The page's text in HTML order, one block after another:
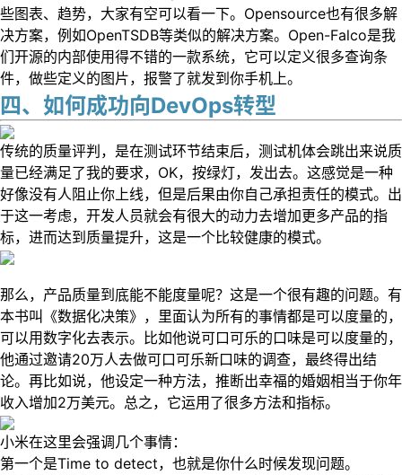
些图表、趋势，大家有空可以看一下。Opensource也有很多解
决方案，例如OpenTSDB等类似的解决方案。Open-Falco是我
们开源的内部使用得不错的一款系统，它可以定义很多查询条
件，做些定义的图片，报警了就发到你手机上。
四、如何成功向DevOps转型
传统的质量评判，是在测试环节结束后，测试机体会跳出来说质
量已经满足了我的要求，OK，按绿灯，发出去。这感觉是一种
好像没有人阻止你上线，但是后果由你自己承担责任的模式。出
于这一考虑，开发人员就会有很大的动力去增加更多产品的指
标，进而达到质量提升，这是一个比较健康的模式。
那么，产品质量到底能不能度量呢？这是一个很有趣的问题。有
本书叫《数据化决策》，里面认为所有的事情都是可以度量的，
可以用数字化去表示。比如他说可口可乐的口味是可以度量的，
他通过邀请20万人去做可口可乐新口味的调查，最终得出结
论。再比如说，他设定一种方法，推断出幸福的婚姻相当于你年
收入增加2万美元。总之，它运用了很多方法和指标。
小米在这里会强调几个事情：
第一个是Time to detect，也就是你什么时候发现问题。